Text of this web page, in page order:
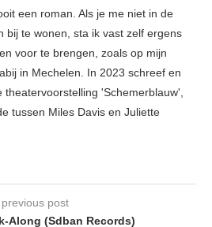
een roman. Als je me niet in de
bij te wonen, sta ik vast zelf ergens
voor te brengen, zoals op mijn
in Mechelen. In 2023 schreef en
theatervoorstelling 'Schemerblauw',
tussen Miles Davis en Juliette
previous post
Along (Sdban Records)